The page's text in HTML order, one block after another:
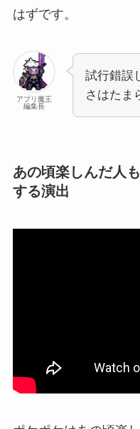
はずです。
アプリ魔王
編集長
試行錯誤
さはたま
あの頃楽しんだ人
する演出